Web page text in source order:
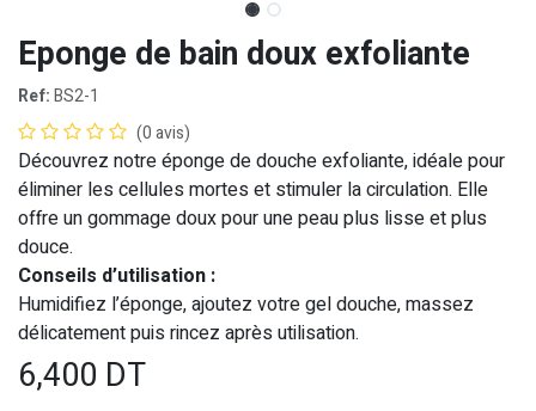
Eponge de bain doux exfoliante
Ref:BS2-1
(0 avis)
Découvrez notre éponge de douche exfoliante, idéale pour
éliminer les cellules mortes et stimuler la circulation. Elle
offre un gommage doux pour une peau plus lisse et plus
douce.
Conseils d’utilisation :
Humidifiez l’éponge, ajoutez votre gel douche, massez
délicatement puis rincez après utilisation.
6,400 DT